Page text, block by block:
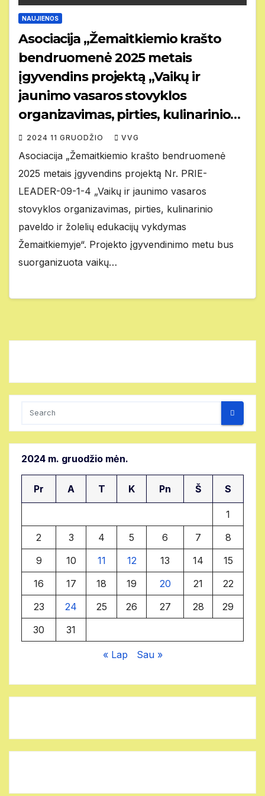
NAUJIENOS
Asociacija „Žemaitkiemio krašto
bendruomenė 2025 metais
įgyvendins projektą „Vaikų ir
jaunimo vasaros stovyklos
organizavimas, pirties, kulinarinio
paveldo ir žolelių edukacijų
vykdymas Žemaitkiemyje“.
2024 11 GRUODŽIO VVG
Asociacija „Žemaitkiemio krašto bendruomenė
2025 metais įgyvendins projektą Nr. PRIE-
LEADER-09-1-4 „Vaikų ir jaunimo vasaros
stovyklos organizavimas, pirties, kulinarinio
paveldo ir žolelių edukacijų vykdymas
Žemaitkiemyje“. Projekto įgyvendinimo metu bus
suorganizuota vaikų…
2024 m. gruodžio mėn.
Pr A T K Pn Š S
1
2
3 4 5 6 7
8
9
10 11 12 13 14
15
16
17 18 19 20 21
22
23
24 25 26 27 28
29
30
31
« Lap Sau »